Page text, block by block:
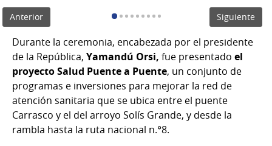
Anterior Siguiente
Durante la ceremonia, encabezada por el presidente
de la República, Yamandú Orsi, fue presentado el
proyecto Salud Puente a Puente, un conjunto de
programas e inversiones para mejorar la red de
atención sanitaria que se ubica entre el puente
Carrasco y el del arroyo Solís Grande, y desde la
rambla hasta la ruta nacional n.°8.